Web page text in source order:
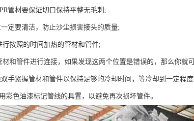
管材要保证切口保持平整无毛刺;
定要清洁，防止沙尘损害接头的质量;
按照的时间加热的管材和管件;
和管件进行连接，如果发现这两个位置是错误的，那么你就
手紧握管材和管件以保持足够的冷却时间，等冷却到一定程
彩色油漆标记管线的具置，以避免再次损坏管件。